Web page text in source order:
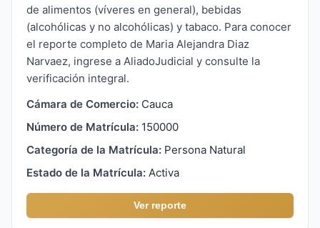
de alimentos (víveres en general), bebidas
(alcohólicas y no alcohólicas) y tabaco. Para conocer
el reporte completo de Maria Alejandra Diaz
Narvaez, ingrese a AliadoJudicial y consulte la
verificación integral.
Cámara de Comercio: Cauca
Número de Matrícula: 150000
Categoría de la Matrícula: Persona Natural
Estado de la Matrícula: Activa
Ver reporte